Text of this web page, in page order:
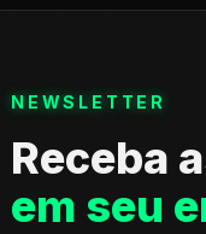
NEWSLETTER
Receba
em seu